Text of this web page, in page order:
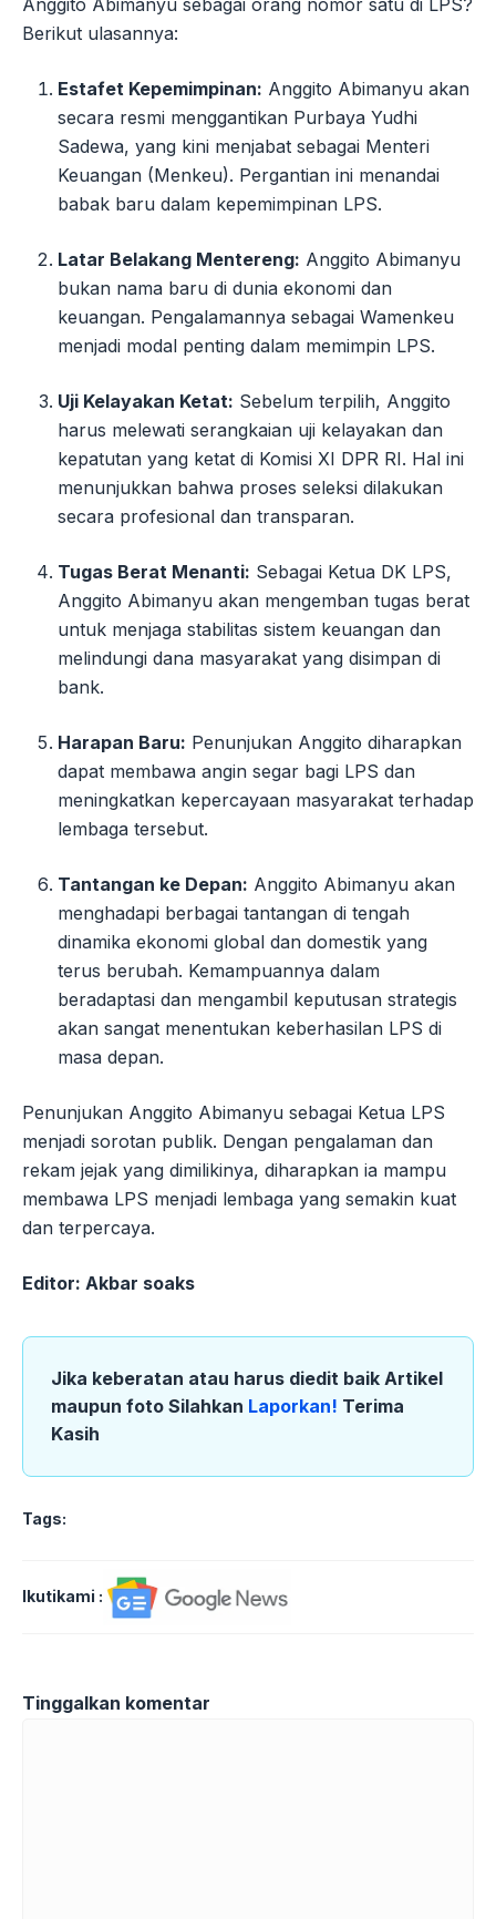
Anggito Abimanyu sebagai orang nomor satu di LPS?
Berikut ulasannya:
Estafet Kepemimpinan: Anggito Abimanyu akan
secara resmi menggantikan Purbaya Yudhi
Sadewa, yang kini menjabat sebagai Menteri
Keuangan (Menkeu). Pergantian ini menandai
babak baru dalam kepemimpinan LPS.
Latar Belakang Mentereng: Anggito Abimanyu
bukan nama baru di dunia ekonomi dan
keuangan. Pengalamannya sebagai Wamenkeu
menjadi modal penting dalam memimpin LPS.
Uji Kelayakan Ketat: Sebelum terpilih, Anggito
harus melewati serangkaian uji kelayakan dan
kepatutan yang ketat di Komisi XI DPR RI. Hal ini
menunjukkan bahwa proses seleksi dilakukan
secara profesional dan transparan.
Tugas Berat Menanti: Sebagai Ketua DK LPS,
Anggito Abimanyu akan mengemban tugas berat
untuk menjaga stabilitas sistem keuangan dan
melindungi dana masyarakat yang disimpan di
bank.
Harapan Baru: Penunjukan Anggito diharapkan
dapat membawa angin segar bagi LPS dan
meningkatkan kepercayaan masyarakat terhadap
lembaga tersebut.
Tantangan ke Depan: Anggito Abimanyu akan
menghadapi berbagai tantangan di tengah
dinamika ekonomi global dan domestik yang
terus berubah. Kemampuannya dalam
beradaptasi dan mengambil keputusan strategis
akan sangat menentukan keberhasilan LPS di
masa depan.
Penunjukan Anggito Abimanyu sebagai Ketua LPS
menjadi sorotan publik. Dengan pengalaman dan
rekam jejak yang dimilikinya, diharapkan ia mampu
membawa LPS menjadi lembaga yang semakin kuat
dan terpercaya.
Editor: Akbar soaks
Jika keberatan atau harus diedit baik Artikel
maupun foto Silahkan Laporkan! Terima
Kasih
Tags:
Ikutikami :
Tinggalkan komentar